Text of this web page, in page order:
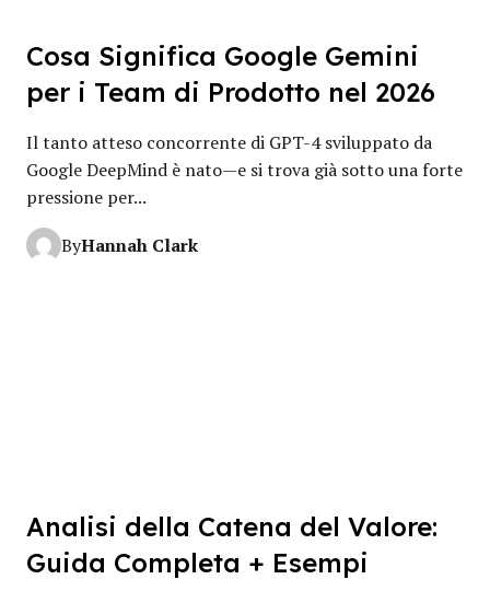
Cosa Significa Google Gemini
per i Team di Prodotto nel 2026
Il tanto atteso concorrente di GPT-4 sviluppato da
Google DeepMind è nato—e si trova già sotto una forte
pressione per...
ByHannah Clark
Analisi della Catena del Valore:
Guida Completa + Esempi